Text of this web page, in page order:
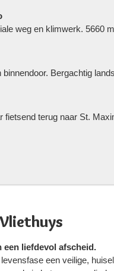
weg en klimwerk. 5660 m
Bergachtig
fietsend terug naar St.
een liefdevol afscheid.
een veilige,